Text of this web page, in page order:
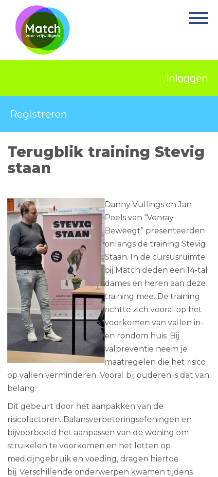
Home
Activiteiten
Projecten
Over Match
Vrijwilligerswerk
Ervaringsplek
Contact
Inloggen
Registreren
Terugblik training Stevig
staan
Danny Vullings en Jan
Poels van “Venray
Beweegt” presenteerden
onlangs de training Stevig
Staan. In de cursusruimte
bij Match deden een 14-tal
dames en heren aan deze
training mee. De training
richtte zich vooral op het
voorkomen van vallen in-
en rondom huis. Bij
valpreventie neem je
maatregelen die het risico
op vallen verminderen. Vooral bij ouderen is dat van
belang.
Dit gebeurt door het aanpakken van de
risicofactoren. Balansverbeteringsefeningen en
bijvoorbeeld het aanpassen van de woning om
struikelen te voorkomen en het letten op
medicijngebruik en voeding, dragen hiertoe
bij. Verschillende onderwerpen kwamen tijdens